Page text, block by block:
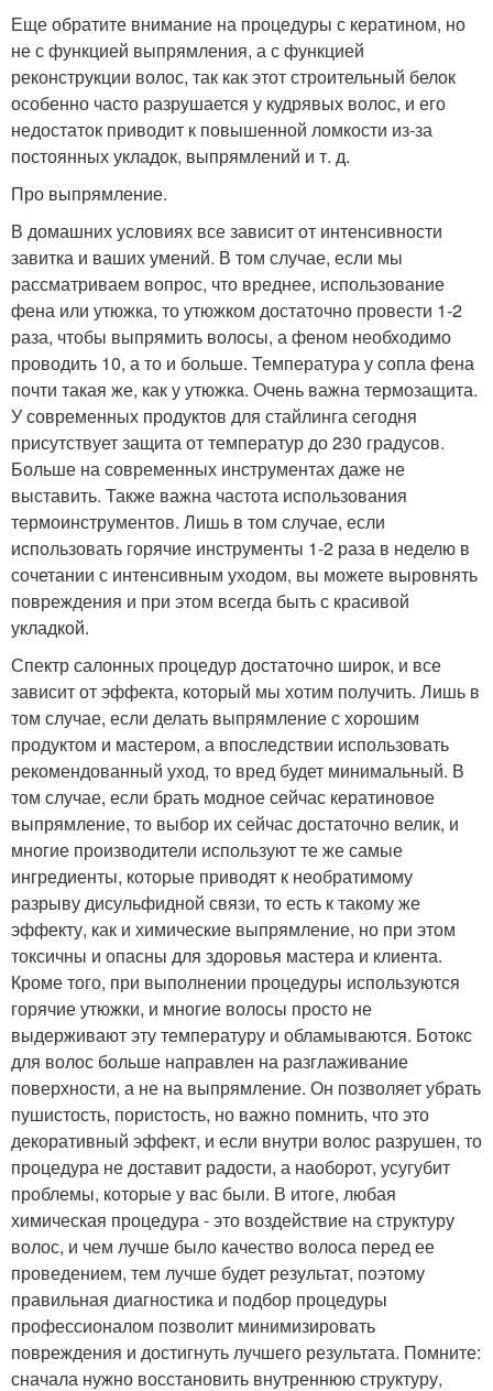
Еще обратите внимание на процедуры с кератином, но
не с функцией выпрямления, а с функцией
реконструкции волос, так как этот строительный белок
особенно часто разрушается у кудрявых волос, и его
недостаток приводит к повышенной ломкости из-за
постоянных укладок, выпрямлений и т. д.
Про выпрямление.
В домашних условиях все зависит от интенсивности
завитка и ваших умений. В том случае, если мы
рассматриваем вопрос, что вреднее, использование
фена или утюжка, то утюжком достаточно провести 1-2
раза, чтобы выпрямить волосы, а феном необходимо
проводить 10, а то и больше. Температура у сопла фена
почти такая же, как у утюжка. Очень важна термозащита.
У современных продуктов для стайлинга сегодня
присутствует защита от температур до 230 градусов.
Больше на современных инструментах даже не
выставить. Также важна частота использования
термоинструментов. Лишь в том случае, если
использовать горячие инструменты 1-2 раза в неделю в
сочетании с интенсивным уходом, вы можете выровнять
повреждения и при этом всегда быть с красивой
укладкой.
Спектр салонных процедур достаточно широк, и все
зависит от эффекта, который мы хотим получить. Лишь в
том случае, если делать выпрямление с хорошим
продуктом и мастером, а впоследствии использовать
рекомендованный уход, то вред будет минимальный. В
том случае, если брать модное сейчас кератиновое
выпрямление, то выбор их сейчас достаточно велик, и
многие производители используют те же самые
ингредиенты, которые приводят к необратимому
разрыву дисульфидной связи, то есть к такому же
эффекту, как и химические выпрямление, но при этом
токсичны и опасны для здоровья мастера и клиента.
Кроме того, при выполнении процедуры используются
горячие утюжки, и многие волосы просто не
выдерживают эту температуру и обламываются. Ботокс
для волос больше направлен на разглаживание
поверхности, а не на выпрямление. Он позволяет убрать
пушистость, пористость, но важно помнить, что это
декоративный эффект, и если внутри волос разрушен, то
процедура не доставит радости, а наоборот, усугубит
проблемы, которые у вас были. В итоге, любая
химическая процедура - это воздействие на структуру
волос, и чем лучше было качество волоса перед ее
проведением, тем лучше будет результат, поэтому
правильная диагностика и подбор процедуры
профессионалом позволит минимизировать
повреждения и достигнуть лучшего результата. Помните:
сначала нужно восстановить внутреннюю структуру,